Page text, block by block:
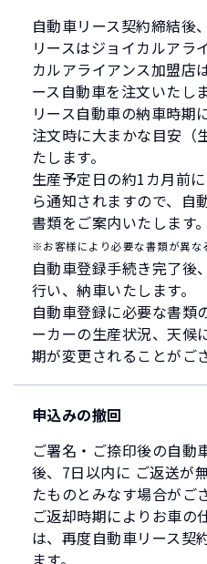
自動車リース契約締結後
リースはジョイカルアラ
カルアライアンス加盟店
ース自動車を注文いたしま
リース自動車の納車時期
注文時に大まかな目安（
たします。
生産予定日の約1カ月前
ら通知されますので、自
書類をご案内いたします。
※お客様により必要な書類が異な
自動車登録手続き完了後
行い、納車いたします。
自動車登録に必要な書類
ーカーの生産状況、天候
期が変更されることがご
申込みの撤回
ご署名・ご捺印後の自動
後、7日以内に ご返送が
たものとみなす場合がご
ご返却時期によりお車の
は、再度自動車リース契
ます。